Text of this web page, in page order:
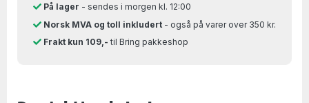
På lager - sendes i morgen kl. 12:00
Norsk MVA og toll inkludert- også på varer over 350 kr.
Frakt kun 109,- til Bring pakkeshop